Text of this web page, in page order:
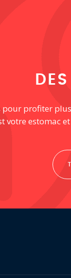
pour profiter
votre estomac